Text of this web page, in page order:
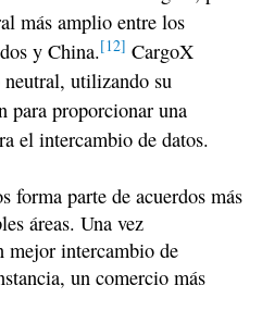
más amplio entre los
y China.[12] CargoX
utilizando su
para proporcionar una
el intercambio de datos.
forma parte de acuerdos más
áreas. Una vez
mejor intercambio de
un comercio más